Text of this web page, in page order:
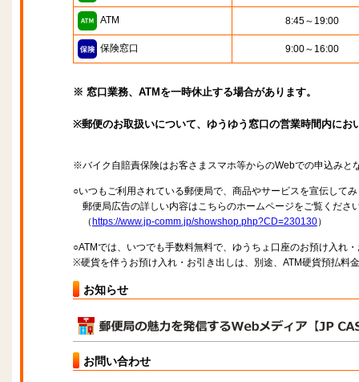
ATM 8:45～19:00
保険窓口 9:00～16:00
※ 窓口業務、ATMを一時休止する場合があります。
※郵便のお取扱いについて、ゆうゆう窓口の営業時間内に
※バイク自賠責保険はお客さまスマホ等からのWebでの申込みと
○いつもご利用されている郵便局で、商品やサービスを宣伝して
郵便局広告の詳しい内容はこちらのホームページをご覧くださ
（ https://www.jp-comm.jp/showshop.php?CD=230130）
○ATMでは、いつでも手数料無料で、ゆうちょ口座のお預け入れ
※硬貨を伴うお預け入れ・お引き出しは、別途、ATM硬貨預払料
お知らせ
お問い合わせ